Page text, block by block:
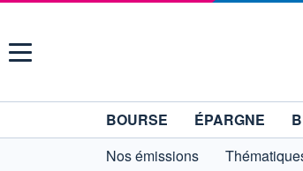
Menu
BOURSE ÉPARGNE
Nos émissions